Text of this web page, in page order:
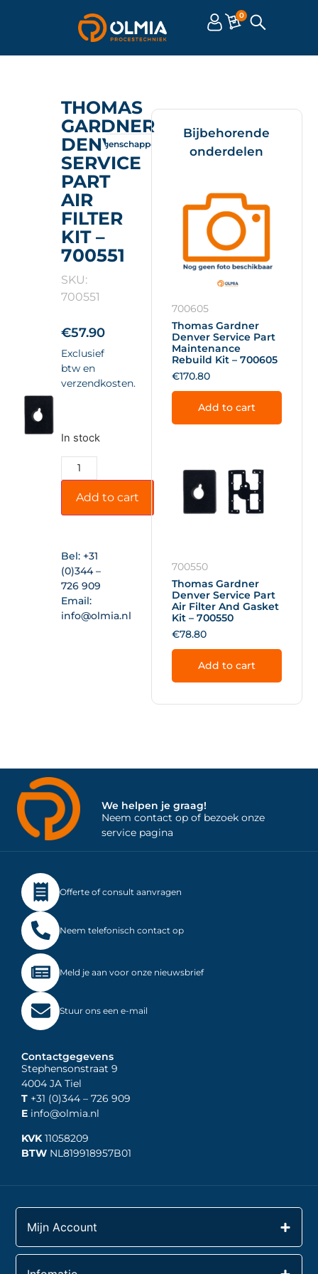
0
THOMAS
GARDNER
DENVER
SERVICE
PART
AIR
FILTER
KIT –
700551
SKU:
700551
€57.90
Exclusief
btw en
verzendkosten.
In stock
Add to cart
Bel: +31
(0)344 –
726 909
Email:
info@olmia.nl
Omschrijving Eigenschappen Documenten
Bijbehorende
onderdelen
700605
Thomas Gardner
Denver Service Part
Maintenance
Rebuild Kit – 700605
€170.80
Add to cart
700550
Thomas Gardner
Denver Service Part
Air Filter And Gasket
Kit – 700550
€78.80
Add to cart
We helpen je graag!
Neem contact op of bezoek onze
service pagina
Offerte of consult aanvragen
Neem telefonisch contact op
Meld je aan voor onze nieuwsbrief
Stuur ons een e-mail
Contactgegevens
Stephensonstraat 9
4004 JA Tiel
T +31 (0)344 – 726 909
E info@olmia.nl
KVK11058209
BTW NL819918957B01
Mijn Account